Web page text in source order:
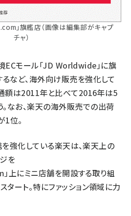
」旗艦店（画像は編集部がキャプ
チャ）
モール「JD Worldwide」に旗
など、海外向け販売を強化して
額は2011年と比べて2016年は5
なお、楽天の海外販売での出荷
位。
強化している楽天は、楽天上の
を
上にミニ店舗を開設する取り組
ート。特にファッション領域に力